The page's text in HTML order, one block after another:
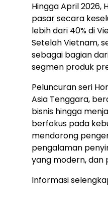
Hingga April 2026,
pasar secara
lebih dari 40% di
Setelah Vietnam,
sebagai bagian
segmen produk
Peluncuran seri
Asia Tenggara,
bisnis hingga
berfokus pada
mendorong
pengalaman
yang modern,
Informasi